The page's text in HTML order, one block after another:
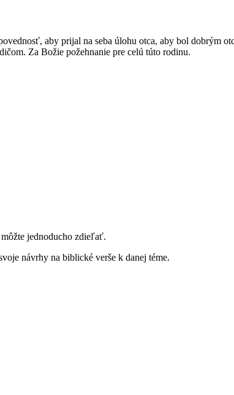
aby prijal na seba úlohu otca, aby bol dobrým
Za Božie požehnanie pre celú túto rodinu.
jednoducho zdieľať.
návrhy na biblické verše k danej téme.